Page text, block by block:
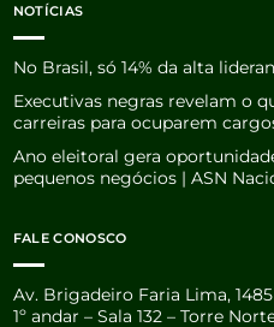
NOTÍCIAS
No Brasil, só 14% da alta
Executivas negras revelam o
carreiras para ocuparem
Ano eleitoral gera
pequenos negócios | ASN
FALE CONOSCO
Av. Brigadeiro Faria Lima, 1485
1º andar – Sala 132 – Torre